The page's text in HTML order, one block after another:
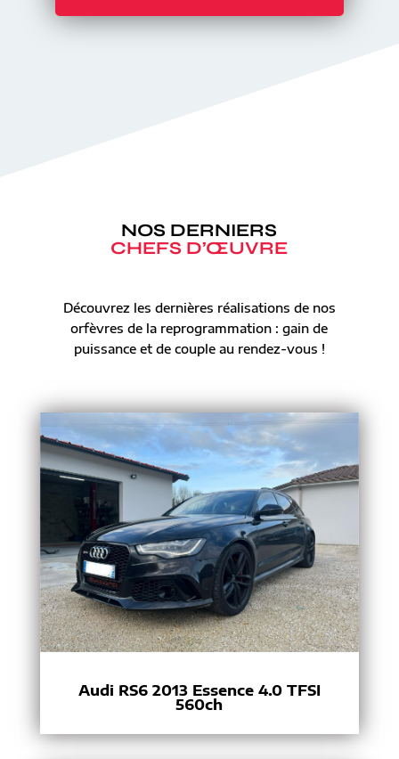
NOS DERNIERS
CHEFS D’ŒUVRE
Découvrez les dernières réalisations de nos
orfèvres de la reprogrammation : gain de
puissance et de couple au rendez-vous !
Audi RS6 2013 Essence 4.0 TFSI
560ch